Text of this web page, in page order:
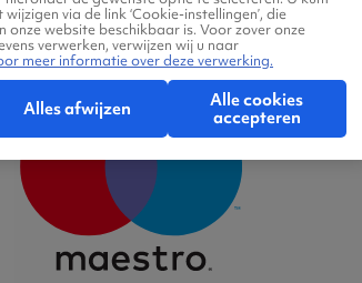
via de link ‘Cookie-instellingen’, die
onze website beschikbaar is. Voor zover onze
verwerken, verwijzen wij u naar
meer informatie over deze verwerking.
Alles afwijzen
Alle cookies
accepteren